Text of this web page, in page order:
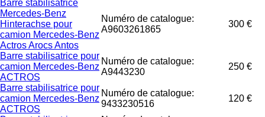
Barre stabilisatrice
Mercedes-Benz
Hinterachse pour
camion Mercedes-Benz
Actros Arocs Antos
Numéro de catalogue:
A9603261865
300 €
Barre stabilisatrice pour
camion Mercedes-Benz
ACTROS
Numéro de catalogue:
A9443230
250 €
Barre stabilisatrice pour
camion Mercedes-Benz
ACTROS
Numéro de catalogue:
9433230516
120 €